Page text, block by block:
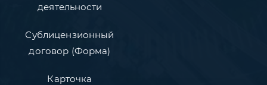
деятельности
Сублицензионный
договор (Форма)
Карточка